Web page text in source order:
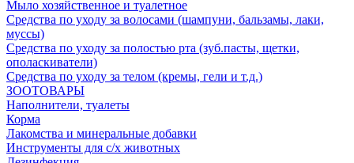
Мыло хозяйственное и туалетное
Средства по уходу за волосами (шампуни, бальзамы, лаки,
муссы)
Средства по уходу за полостью рта (зуб.пасты, щетки,
ополаскиватели)
Средства по уходу за телом (кремы, гели и т.д.)
ЗООТОВАРЫ
Наполнители, туалеты
Корма
Лакомства и минеральные добавки
Инструменты для с/х животных